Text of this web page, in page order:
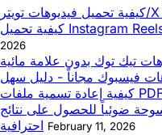
2026
تيك توك بدون علامة مائية
فيسبوك مجاناً - دليل سهل
ضوئياً للحصول على نتائج
احترافية February 11, 2026